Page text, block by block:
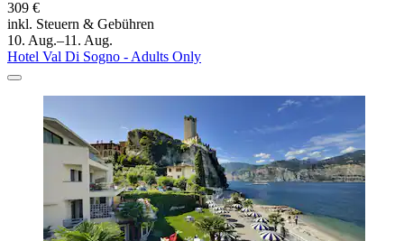
309 €
inkl. Steuern & Gebühren
10. Aug.–11. Aug.
Hotel Val Di Sogno - Adults Only